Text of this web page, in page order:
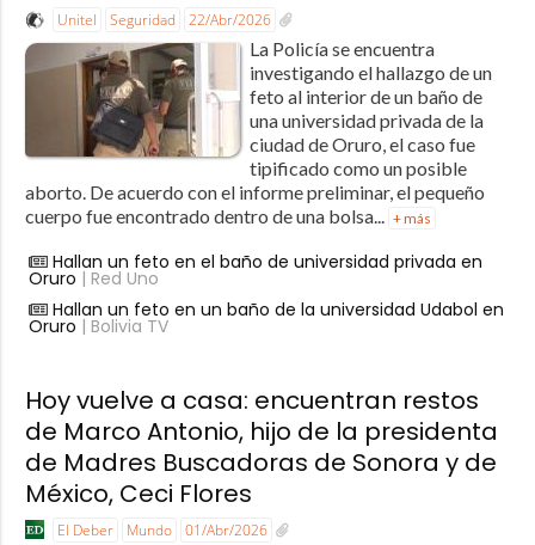
Unitel Seguridad 22/Abr/2026
La Policía se encuentra
investigando el hallazgo de un
feto al interior de un baño de
una universidad privada de la
ciudad de Oruro, el caso fue
tipificado como un posible
aborto. De acuerdo con el informe preliminar, el pequeño
cuerpo fue encontrado dentro de una bolsa...
+ más
Hallan un feto en el baño de universidad privada en
Oruro | Red Uno
Hallan un feto en un baño de la universidad Udabol en
Oruro | Bolivia TV
Hoy vuelve a casa: encuentran restos
de Marco Antonio, hijo de la presidenta
de Madres Buscadoras de Sonora y de
México, Ceci Flores
El Deber Mundo 01/Abr/2026